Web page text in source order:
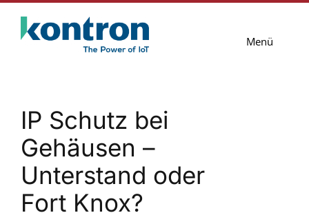
Inhalt
Menü
Services
Blog
Unternehmen
Kontakt
IP Schutz bei
Gehäusen –
Unterstand oder
Fort Knox?